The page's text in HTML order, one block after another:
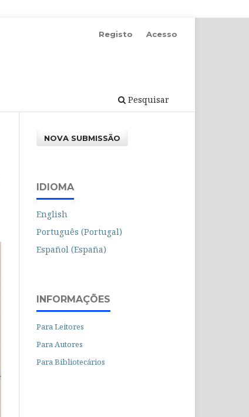
Pesquisar
Registo Acesso
NOVA SUBMISSÃO
IDIOMA
English
Português (Portugal)
Español (España)
INFORMAÇÕES
Para Leitores
Para Autores
Para Bibliotecários